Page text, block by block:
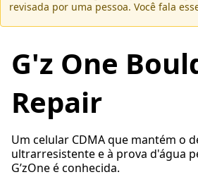
revisada por uma pessoa. Você fala
G'z One
Repair
Um celular CDMA que mantém o
ultrarresistente e à prova d'água
G’zOne é conhecida.